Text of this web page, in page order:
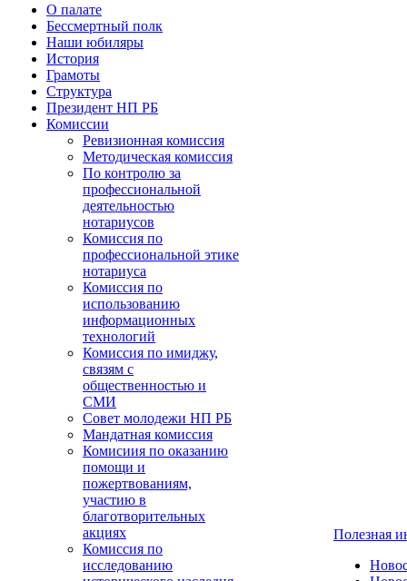
О палате
Бессмертный полк
Наши юбиляры
История
Грамоты
Структура
Президент НП РБ
Комиссии
Ревизионная комиссия
Методическая комиссия
По контролю за
профессиональной
деятельностью
нотариусов
Комиссия по
профессиональной этике
нотариуса
Комиссия по
использованию
информационных
технологий
Комиссия по имиджу,
связям с
общественностью и
СМИ
Совет молодежи НП РБ
Мандатная комиссия
Комисиия по оказанию
помощи и
пожертвованиям,
участию в
благотворительных
акциях
Комиссия по
исследованию
Полезная